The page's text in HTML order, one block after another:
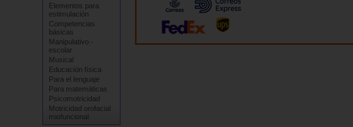
Elementos para
estimulación
Competencias
básicas
Manipulativo -
escolar
Musical
Educación física
Para el lenguaje
Para matemáticas
Psicomotricidad
Motricidad orofacial
miofuncional